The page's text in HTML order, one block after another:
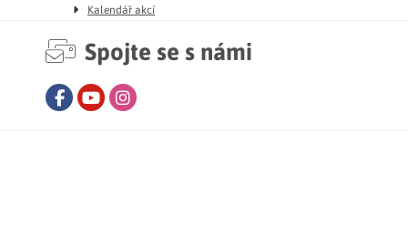
Kalendář akcí
Spojte se s námi
FacebookYoutube